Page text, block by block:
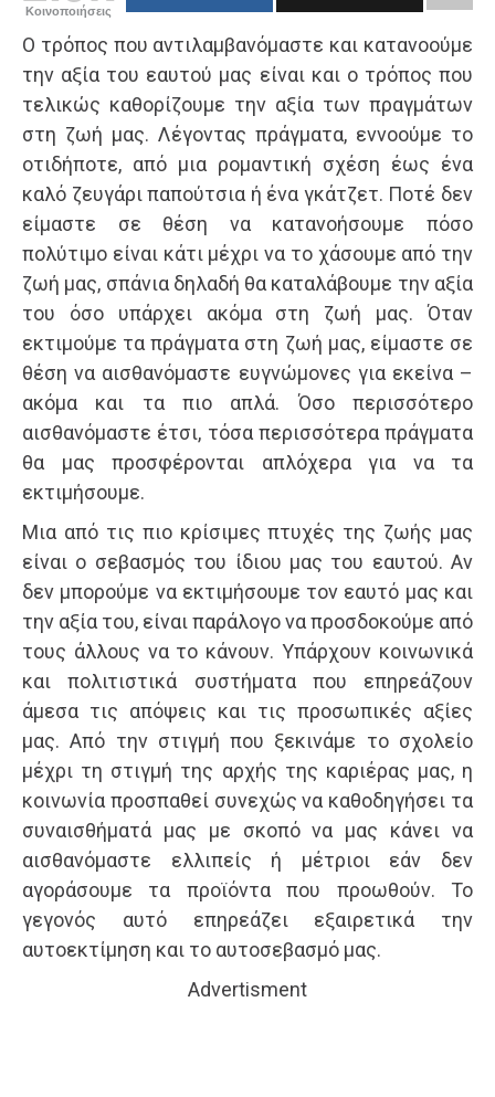
Κοινοποιήσεις
Ο τρόπος που αντιλαμβανόμαστε και κατανοούμε
την αξία του εαυτού μας είναι και ο τρόπος που
τελικώς καθορίζουμε την αξία των πραγμάτων
στη ζωή μας. Λέγοντας πράγματα, εννοούμε το
οτιδήποτε, από μια ρομαντική σχέση έως ένα
καλό ζευγάρι παπούτσια ή ένα γκάτζετ. Ποτέ δεν
είμαστε σε θέση να κατανοήσουμε πόσο
πολύτιμο είναι κάτι μέχρι να το χάσουμε από την
ζωή μας, σπάνια δηλαδή θα καταλάβουμε την αξία
του όσο υπάρχει ακόμα στη ζωή μας. Όταν
εκτιμούμε τα πράγματα στη ζωή μας, είμαστε σε
θέση να αισθανόμαστε ευγνώμονες για εκείνα –
ακόμα και τα πιο απλά. Όσο περισσότερο
αισθανόμαστε έτσι, τόσα περισσότερα πράγματα
θα μας προσφέρονται απλόχερα για να τα
εκτιμήσουμε.
Μια από τις πιο κρίσιμες πτυχές της ζωής μας
είναι ο σεβασμός του ίδιου μας του εαυτού. Αν
δεν μπορούμε να εκτιμήσουμε τον εαυτό μας και
την αξία του, είναι παράλογο να προσδοκούμε από
τους άλλους να το κάνουν. Υπάρχουν κοινωνικά
και πολιτιστικά συστήματα που επηρεάζουν
άμεσα τις απόψεις και τις προσωπικές αξίες
μας. Από την στιγμή που ξεκινάμε το σχολείο
μέχρι τη στιγμή της αρχής της καριέρας μας, η
κοινωνία προσπαθεί συνεχώς να καθοδηγήσει τα
συναισθήματά μας με σκοπό να μας κάνει να
αισθανόμαστε ελλιπείς ή μέτριοι εάν δεν
αγοράσουμε τα προϊόντα που προωθούν. Το
γεγονός αυτό επηρεάζει εξαιρετικά την
αυτοεκτίμηση και το αυτοσεβασμό μας.
Advertisment